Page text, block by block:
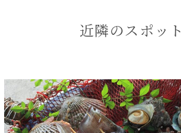
近隣のスポット